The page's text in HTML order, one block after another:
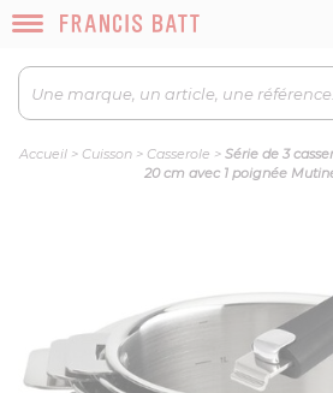
Accueil> Cuisson> Casserole > Série de 3
20 cm avec 1 poignée